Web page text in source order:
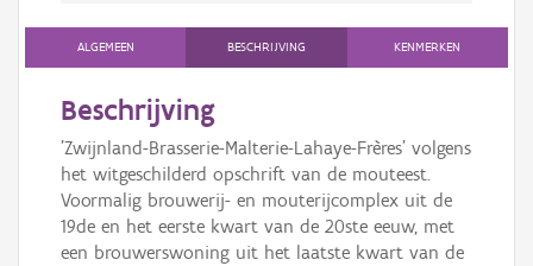
ALGEMEEN BESCHRIJVING KENMERKEN
Beschrijving
'Zwijnland-Brasserie-Malterie-Lahaye-Frères' volgens
het witgeschilderd opschrift van de mouteest.
Voormalig brouwerij- en mouterijcomplex uit de
19de en het eerste kwart van de 20ste eeuw, met
een brouwerswoning uit het laatste kwart van de